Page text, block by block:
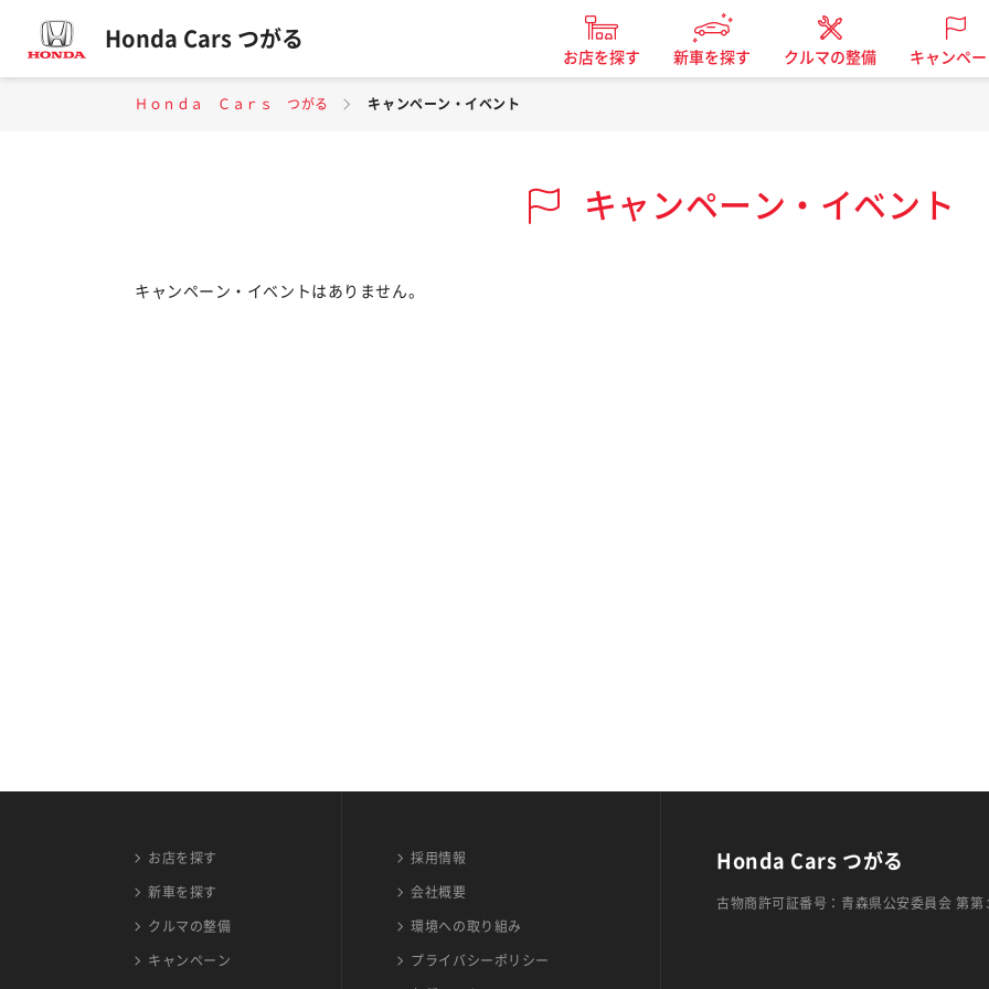
Honda Cars つがる
お店を探す 新車を探す クルマの整備 キャンペー
Ｈｏｎｄａ Ｃａｒｓ つがる キャンペーン・イベント
キャンペーン・イベント
キャンペーン・イベントはありません。
お店を探す
新車を探す
クルマの整備
キャンペーン
採用情報
会社概要
環境への取り組み
プライバシーポリシー
Honda Cars つがる
古物商許可証番号：青森県公安委員会 第第